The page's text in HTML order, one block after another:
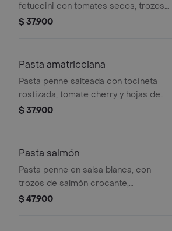
fetuccini con tomates secos, trozos
de albahaca genovesa, salsa
$ 37.900
Pasta amatricciana
Pasta penne salteada con tocineta
rostizada, tomate cherry y hojas de
albahaca genovesa, finalizada en salsa
$ 37.900
Pasta salmón
Pasta penne en salsa blanca, con
trozos de salmón crocante,
champiñones, tocineta, aceitunas y
$ 47.900